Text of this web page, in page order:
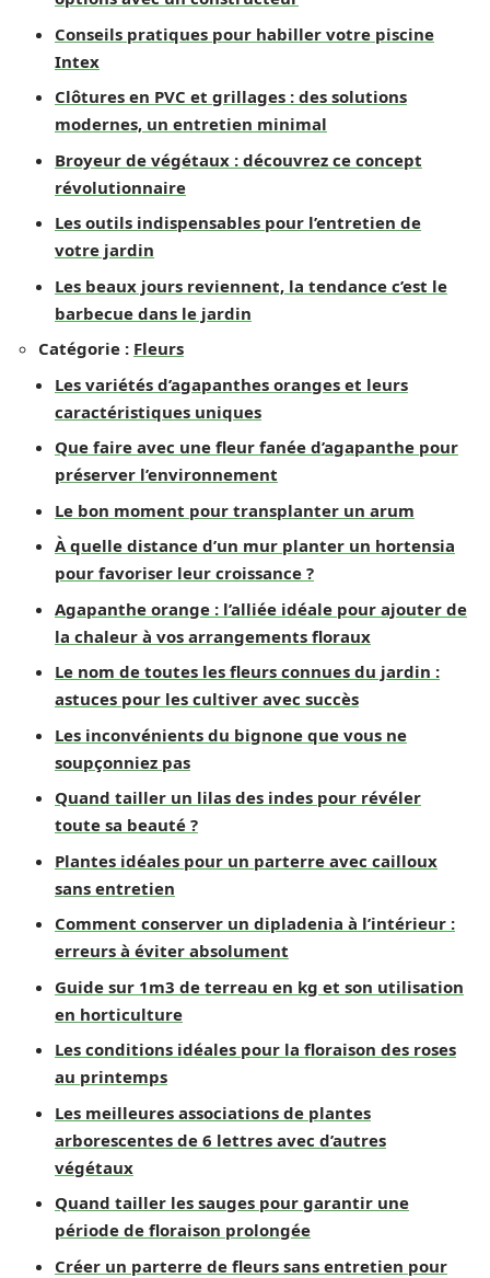
Conseils pratiques pour habiller votre piscine
Intex
Clôtures en PVC et grillages : des solutions
modernes, un entretien minimal
Broyeur de végétaux : découvrez ce concept
révolutionnaire
Les outils indispensables pour l’entretien de
votre jardin
Les beaux jours reviennent, la tendance c’est le
barbecue dans le jardin
Catégorie : Fleurs
Les variétés d’agapanthes oranges et leurs
caractéristiques uniques
Que faire avec une fleur fanée d’agapanthe pour
préserver l’environnement
Le bon moment pour transplanter un arum
À quelle distance d’un mur planter un hortensia
pour favoriser leur croissance ?
Agapanthe orange : l’alliée idéale pour ajouter de
la chaleur à vos arrangements floraux
Le nom de toutes les fleurs connues du jardin :
astuces pour les cultiver avec succès
Les inconvénients du bignone que vous ne
soupçonniez pas
Quand tailler un lilas des indes pour révéler
toute sa beauté ?
Plantes idéales pour un parterre avec cailloux
sans entretien
Comment conserver un dipladenia à l’intérieur :
erreurs à éviter absolument
Guide sur 1m3 de terreau en kg et son utilisation
en horticulture
Les conditions idéales pour la floraison des roses
au printemps
Les meilleures associations de plantes
arborescentes de 6 lettres avec d’autres
végétaux
Quand tailler les sauges pour garantir une
période de floraison prolongée
Créer un parterre de fleurs sans entretien pour